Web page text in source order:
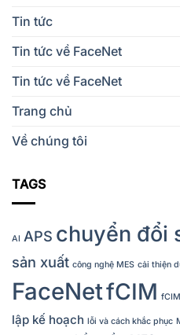
Tin tức
Tin tức về FaceNet
Tin tức về FaceNet
Trang chủ
Về chúng tôi
TAGS
AI APS chuyển đổi
sản xuất công nghệ MES cải thiện
FaceNetfCIM
lập kế hoạch lỗi và cách khắc phục